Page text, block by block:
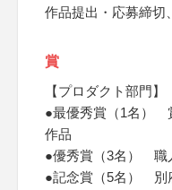
作品提出・応募締切
賞
【プロダクト部門】
●最優秀賞（1名）
作品
●優秀賞（3名） 職
●記念賞（5名） 別